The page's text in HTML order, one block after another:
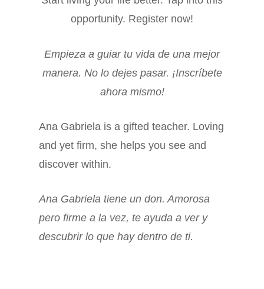
opportunity. Register now!
Empieza a guiar tu vida de una mejor
manera. No lo dejes pasar. ¡Inscríbete
ahora mismo!
Ana Gabriela is a gifted teacher. Loving
and yet firm, she helps you see and
discover within.
Ana Gabriela tiene un don. Amorosa
pero firme a la vez, te ayuda a ver y
descubrir lo que hay dentro de ti.